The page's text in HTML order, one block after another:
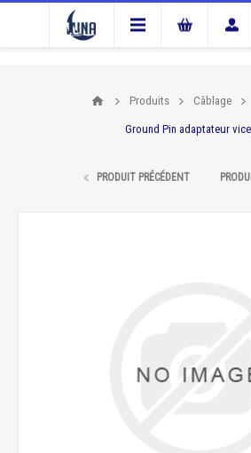
Produits Câblage
Ground Pin adaptateur
PRODUIT PRÉCÉDENT